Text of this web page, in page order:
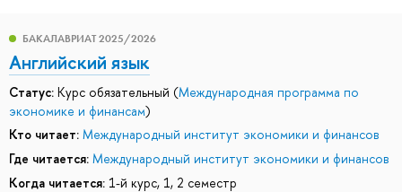
БАКАЛАВРИАТ 2025/2026
Английский язык
Статус: Курс обязательный (Международная программа по
экономике и финансам)
Кто читает: Международный институт экономики и финансов
Где читается: Международный институт экономики и финансов
Когда читается: 1-й курс, 1, 2 семестр